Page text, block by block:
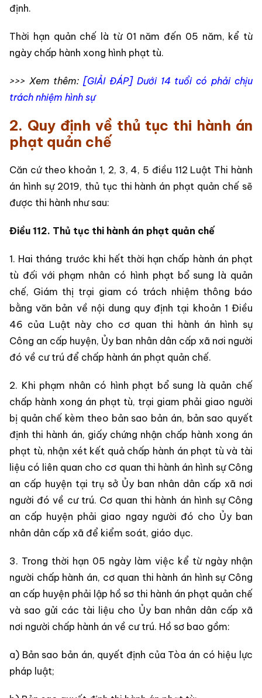
định.
Thời hạn quản chế là từ 01 năm đến 05 năm, kể từ
ngày chấp hành xong hình phạt tù.
>>> Xem thêm: [GIẢI ĐÁP] Dưới 14 tuổi có phải chịu
trách nhiệm hình sự
2. Quy định về thủ tục thi hành án
phạt quản chế
Căn cứ theo khoản 1, 2, 3, 4, 5 điều 112 Luật Thi hành
án hình sự 2019, thủ tục thi hành án phạt quản chế sẽ
được thi hành như sau:
Điều 112. Thủ tục thi hành án phạt quản chế
1. Hai tháng trước khi hết thời hạn chấp hành án phạt
tù đối với phạm nhân có hình phạt bổ sung là quản
chế, Giám thị trại giam có trách nhiệm thông báo
bằng văn bản về nội dung quy định tại khoản 1 Điều
46 của Luật này cho cơ quan thi hành án hình sự
Công an cấp huyện, Ủy ban nhân dân cấp xã nơi người
đó về cư trú để chấp hành án phạt quản chế.
2. Khi phạm nhân có hình phạt bổ sung là quản chế
chấp hành xong án phạt tù, trại giam phải giao người
bị quản chế kèm theo bản sao bản án, bản sao quyết
định thi hành án, giấy chứng nhận chấp hành xong án
phạt tù, nhận xét kết quả chấp hành án phạt tù và tài
liệu có liên quan cho cơ quan thi hành án hình sự Công
an cấp huyện tại trụ sở Ủy ban nhân dân cấp xã nơi
người đó về cư trú. Cơ quan thi hành án hình sự Công
an cấp huyện phải giao ngay người đó cho Ủy ban
nhân dân cấp xã để kiểm soát, giáo dục.
3. Trong thời hạn 05 ngày làm việc kể từ ngày nhận
người chấp hành án, cơ quan thi hành án hình sự Công
an cấp huyện phải lập hồ sơ thi hành án phạt quản chế
và sao gửi các tài liệu cho Ủy ban nhân dân cấp xã
nơi người chấp hành án về cư trú. Hồ sơ bao gồm:
a) Bản sao bản án, quyết định của Tòa án có hiệu lực
pháp luật;